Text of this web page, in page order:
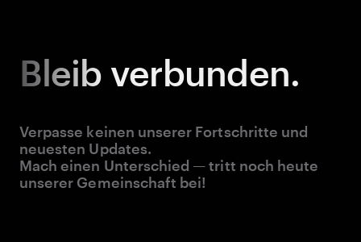
Bleib verbunden.
Verpasse keinen unserer Fortschritte und
neuesten Updates.
Mach einen Unterschied — tritt noch heute
unserer Gemeinschaft bei!